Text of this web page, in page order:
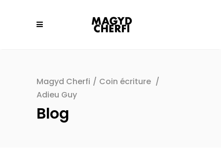
Magyd Cherfi / Coin écriture /
Adieu Guy
Blog